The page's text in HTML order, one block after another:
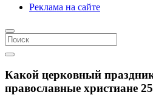
Реклама на сайте
Какой церковный
православные христиане